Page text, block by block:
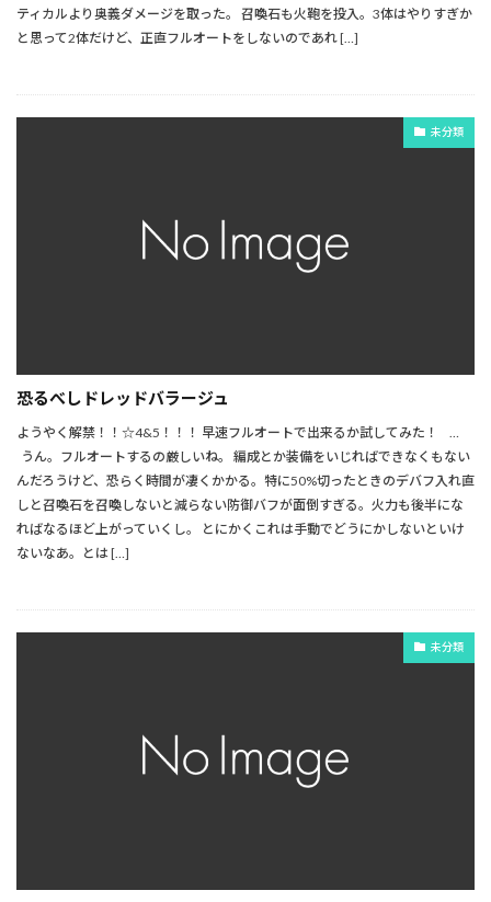
ティカルより奥義ダメージを取った。 召喚石も火鞄を投入。3体はやりすぎか
と思って2体だけど、正直フルオートをしないのであれ […]
未分類
恐るべしドレッドバラージュ
ようやく解禁！！☆4&5！！！ 早速フルオートで出来るか試してみた！ …
うん。フルオートするの厳しいね。 編成とか装備をいじればできなくもない
んだろうけど、恐らく時間が凄くかかる。特に50%切ったときのデバフ入れ直
しと召喚石を召喚しないと減らない防御バフが面倒すぎる。火力も後半にな
ればなるほど上がっていくし。 とにかくこれは手動でどうにかしないといけ
ないなあ。とは […]
未分類